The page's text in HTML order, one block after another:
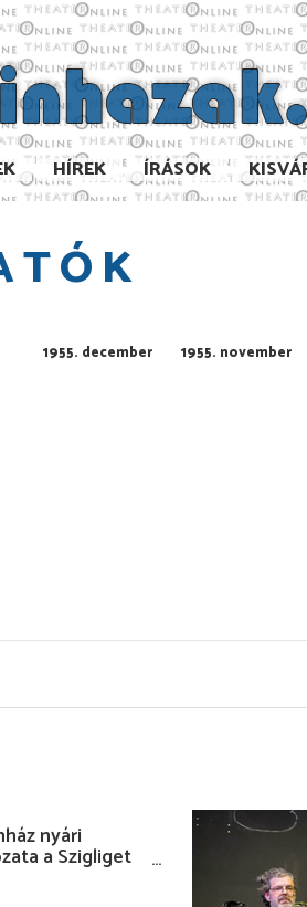
HÍREK ÍRÁSOK
1955. december 1955. november
nyári
a Szigliget